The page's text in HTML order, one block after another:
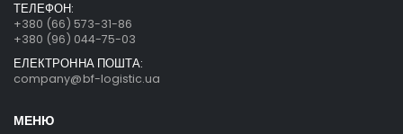
ТЕЛЕФОН:
+380 (66) 573-31-86
+380 (96) 044-75-03
ЕЛЕКТРОННА ПОШТА:
company@bf-logistic.ua
МЕНЮ